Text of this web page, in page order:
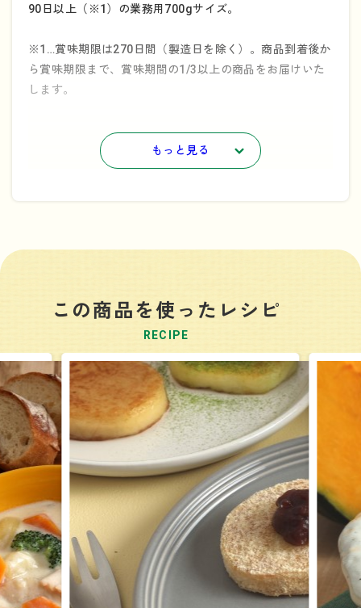
90日以上（※1）の業務用700gサイズ。
※1…賞味期限は270日間（製造日を除く）。商品到着後か
ら賞味期限まで、賞味期間の1/3以上の商品をお届けいた
します。
もっと見る
この商品を使ったレシピ
RECIPE